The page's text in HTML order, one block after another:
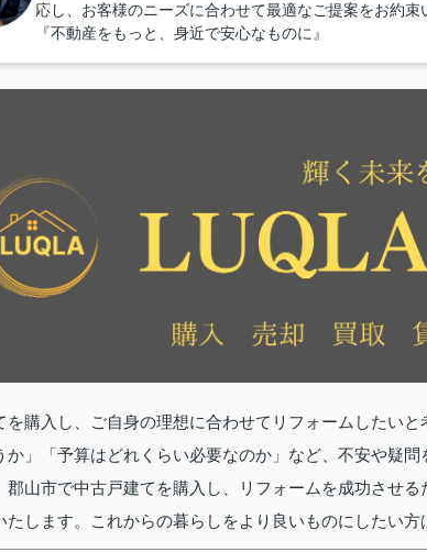
応し、お客様のニーズに合わせて最適なご提案をお約束
『不動産をもっと、身近で安心なものに』
を購入し、ご自身の理想に合わせてリフォームしたい
か」「予算はどれくらい必要なのか」など、不安や疑
郡山市で中古戸建てを購入し、リフォームを成功させ
たします。これからの暮らしをより良いものにしたい方